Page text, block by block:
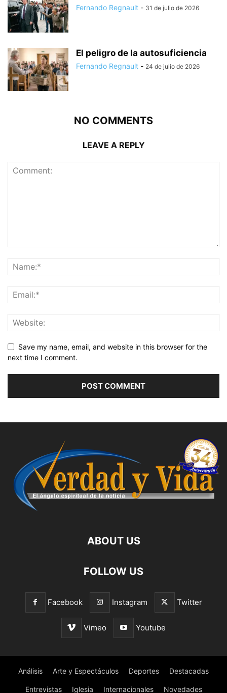
Fernando Regnault - 31 de julio de 2026
El peligro de la autosuficiencia
Fernando Regnault - 24 de julio de 2026
NO COMMENTS
LEAVE A REPLY
Save my name, email, and website in this browser for the
next time I comment.
ABOUT US
FOLLOW US
Facebook Instagram Twitter
Vimeo Youtube
Análisis Arte y Espectáculos Deportes Destacadas
Entrevistas Iglesia Internacionales Novedades